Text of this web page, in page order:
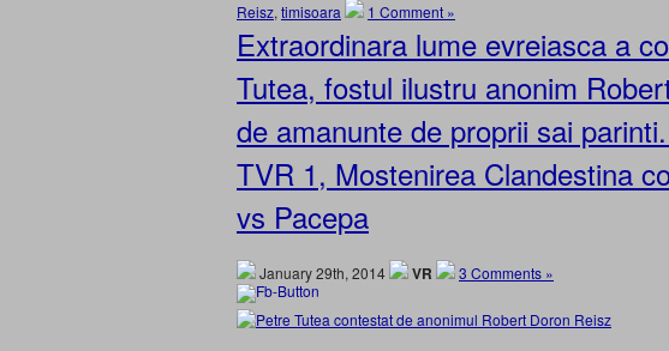
Reisz, timisoara 1 Comment »
Extraordinara lume evreiasca a
Tutea, fostul ilustru anonim
de amanunte de proprii sai
TVR 1, Mostenirea Clandestina
vs Pacepa
January 29th, 2014 VR 3 Comments »